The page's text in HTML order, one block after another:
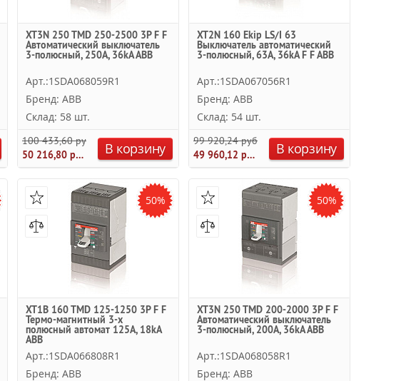
XT3N 250 TMD 250-2500 3P F F
Автоматический выключатель
3-полюсный, 250А, 36kA ABB
Арт.:1SDA068059R1
Бренд: ABB
Склад: 58 шт.
100 433,60 руб.
50 216,80 руб.
В корзину
XT2N 160 Ekip LS/I 63
Выключатель автоматический
3-полюсный, 63А, 36kA F F ABB
Арт.:1SDA067056R1
Бренд: ABB
Склад: 54 шт.
99 920,24 руб.
49 960,12 руб.
В корзину
50%
XT1B 160 TMD 125-1250 3P F F
Термо-магнитный 3-х
полюсный автомат 125А, 18kA
ABB
Арт.:1SDA066808R1
Бренд: ABB
50%
XT3N 250 TMD 200-2000 3P F F
Автоматический выключатель
3-полюсный, 200А, 36kA ABB
Арт.:1SDA068058R1
Бренд: ABB